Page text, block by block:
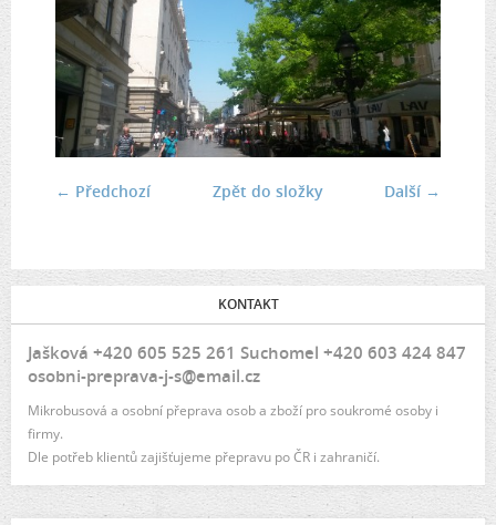
← Předchozí Další →
Zpět do složky
KONTAKT
Jašková +420 605 525 261 Suchomel +420 603 424 847
osobni-preprava-j-s@email.cz
Mikrobusová a osobní přeprava osob a zboží pro soukromé osoby i
firmy.
Dle potřeb klientů zajišťujeme přepravu po ČR i zahraničí.